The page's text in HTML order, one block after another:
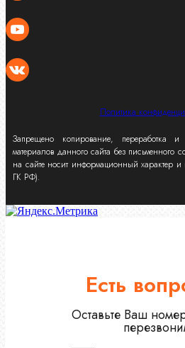
Политика
Запрещено копирование, переработка и
материалов данного сайта без письменного
на сайте носит информационный характер и
ГК РФ).
Есть
Оставьте Ваш